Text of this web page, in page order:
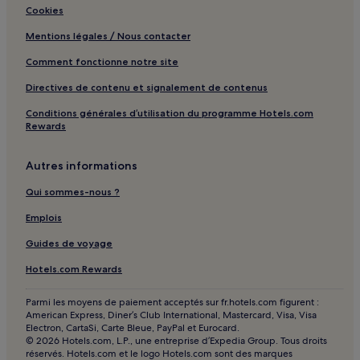
Lavandário Pedra Azul : hôtels à proximité
Plage de Morro : hôtels Hôtels avec piscine
Plage de Morro : hôtels 3 étoiles
Meaípe : hôtels Hôtels avec petit-déjeuner gratuit
Niteroi : hôtels
Pito : hôtels
Alvaro Tavares : hôtels
São José : hôtels
Cookies
Mentions légales / Nous contacter
Comment fonctionne notre site
Directives de contenu et signalement de contenus
Conditions générales d’utilisation du programme Hotels.com
Rewards
Autres informations
Qui sommes-nous ?
Emplois
Guides de voyage
Hotels.com Rewards
Parmi les moyens de paiement acceptés sur fr.hotels.com figurent :
American Express, Diner’s Club International, Mastercard, Visa, Visa
Electron, CartaSi, Carte Bleue, PayPal et Eurocard.
© 2026 Hotels.com, L.P., une entreprise d’Expedia Group. Tous droits
réservés. Hotels.com et le logo Hotels.com sont des marques